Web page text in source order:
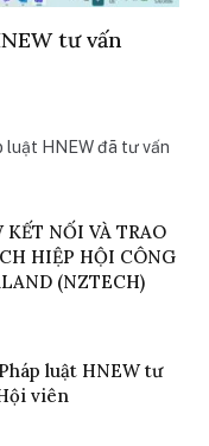
tư vấn
luật HNEW đã tư vấn
NỐI VÀ TRAO
HIỆP HỘI CÔNG
(NZTECH)
luật HNEW tư
viên